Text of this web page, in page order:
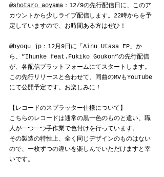
@shotaro_aoyama ：12/9の先行配信日に、このア
カウントから少しライブ配信します。22時からを予
定していますので、お時間ある方はぜひ！
@hyogu_jp ：12月9日に「Ainu Utasa EP」か
ら、”Ihunke feat.Fukiko Goukon”の先行配信
が、各配信プラットフォームにてスタートします。
この先行リリースと合わせて、同曲のMVもYouTube
にて公開予定です。お楽しみに！
【レコードのスプラッター仕様について】
こちらのレコードは通常の黒一色のものと違い、職
人が一つ一つ手作業で色付けを行っています。
その製造の特性上、全く同じデザインのものはない
ので、一枚ずつの違いを楽しんでいただけますと幸
いです。